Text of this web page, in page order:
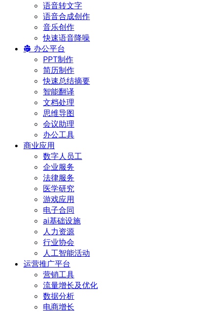
语音转文字
语音合成创作
音乐创作
快速语音降噪
办公平台
PPT制作
简历制作
快速总结摘要
智能翻译
文档处理
思维导图
会议助理
办公工具
商业应用
数字人员工
企业服务
法律服务
医学研究
游戏应用
电子合同
ai基础设施
人力资源
行业协会
人工智能活动
运营推广平台
营销工具
流量增长及优化
数据分析
电商增长